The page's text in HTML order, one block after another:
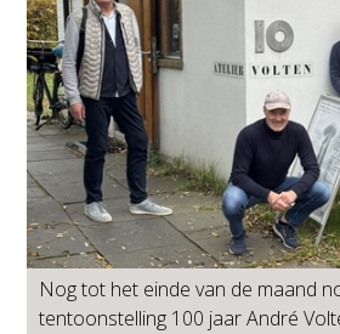
Nog tot het einde van de maand
tentoonstelling 100 jaar André